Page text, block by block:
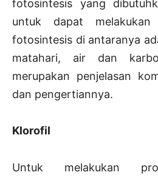
fotosintesis yang
untuk dapat melakukan
fotosintesis di antaranya
matahari, air dan
merupakan penjelasan
dan pengertiannya.
Klorofil
Untuk melakukan